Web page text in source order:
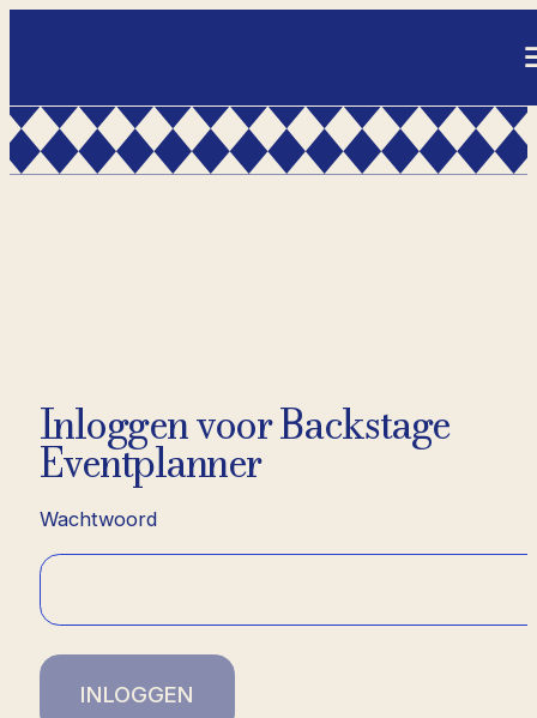
- Home pagina
Inloggen voor Backstage
Eventplanner
Wachtwoord
INLOGGEN